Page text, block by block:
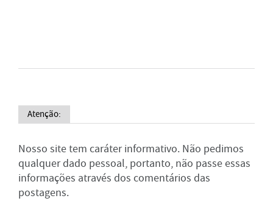
Atenção:
Nosso site tem caráter informativo. Não pedimos
qualquer dado pessoal, portanto, não passe essas
informações através dos comentários das
postagens.